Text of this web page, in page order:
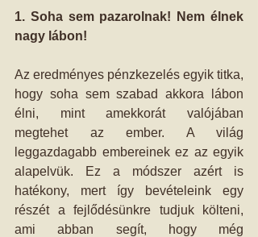
1. Soha sem pazarolnak! Nem élnek
nagy lábon!
Az eredményes pénzkezelés egyik titka,
hogy soha sem szabad akkora lábon
élni, mint amekkorát valójában
megtehet az ember. A világ
leggazdagabb embereinek ez az egyik
alapelvük. Ez a módszer azért is
hatékony, mert így bevételeink egy
részét a fejlődésünkre tudjuk költeni,
ami abban segít, hogy még